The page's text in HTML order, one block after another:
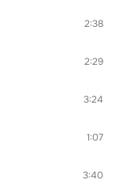
2:38
2:29
3:24
1:07
3:40